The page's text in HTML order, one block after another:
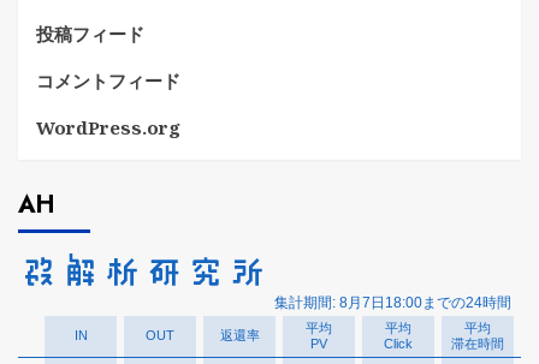
投稿フィード
コメントフィード
WordPress.org
AH